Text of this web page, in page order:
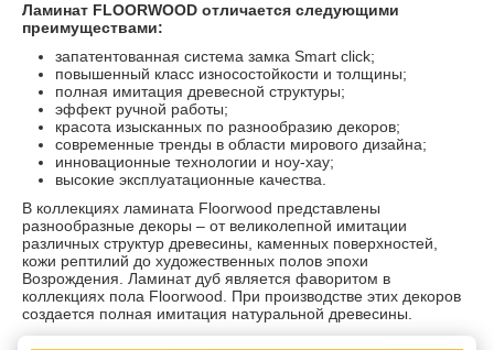
Ламинат FLOORWOOD отличается следующими
преимуществами:
запатентованная система замка Smart click;
повышенный класс износостойкости и толщины;
полная имитация древесной структуры;
эффект ручной работы;
красота изысканных по разнообразию декоров;
современные тренды в области мирового дизайна;
инновационные технологии и ноу-хау;
высокие эксплуатационные качества.
В коллекциях ламината Floorwood представлены
разнообразные декоры – от великолепной имитации
различных структур древесины, каменных поверхностей,
кожи рептилий до художественных полов эпохи
Возрождения. Ламинат дуб является фаворитом в
коллекциях пола Floorwood. При производстве этих декоров
создается полная имитация натуральной древесины.